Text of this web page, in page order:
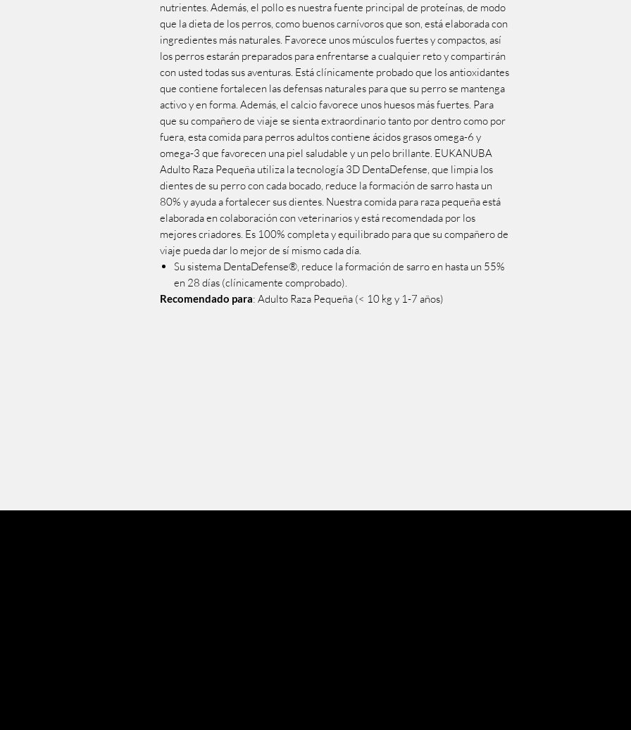
nutrientes. Además, el pollo es nuestra fuente principal de proteínas, de modo
que la dieta de los perros, como buenos carnívoros que son, está elaborada con
ingredientes más naturales. Favorece unos músculos fuertes y compactos, así
los perros estarán preparados para enfrentarse a cualquier reto y compartirán
con usted todas sus aventuras. Está clínicamente probado que los antioxidantes
que contiene fortalecen las defensas naturales para que su perro se mantenga
activo y en forma. Además, el calcio favorece unos huesos más fuertes. Para
que su compañero de viaje se sienta extraordinario tanto por dentro como por
fuera, esta comida para perros adultos contiene ácidos grasos omega-6 y
omega-3 que favorecen una piel saludable y un pelo brillante. EUKANUBA
Adulto Raza Pequeña utiliza la tecnología 3D DentaDefense, que limpia los
dientes de su perro con cada bocado, reduce la formación de sarro hasta un
80% y ayuda a fortalecer sus dientes. Nuestra comida para raza pequeña está
elaborada en colaboración con veterinarios y está recomendada por los
mejores criadores. Es 100% completa y equilibrado para que su compañero de
viaje pueda dar lo mejor de sí mismo cada día.
Su sistema DentaDefense®, reduce la formación de sarro en hasta un 55%
en 28 días (clínicamente comprobado).
Recomendado para: Adulto Raza Pequeña (< 10 kg y 1-7 años)